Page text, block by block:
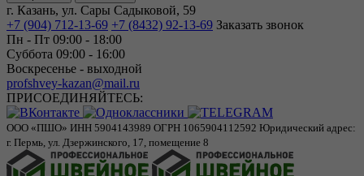
г. Казань, ул. Сары Садыковой, 59
+7 (904) 712-13-69 +7 (8432) 92-13-69 Заказать звонок
Пн - Пт 09:00 - 18:00
Суббота 09:00 - 16:00
Воскресенье - выходной
profshvey-kazan@mail.ru
ПРИСОЕДИНЯЙТЕСЬ:
ООО «ПШО» ИНН 5904143989 ОГРН 1065904112592 Юридический адрес:
г. Пермь, ул. Дзержинского, 17, помещение 8